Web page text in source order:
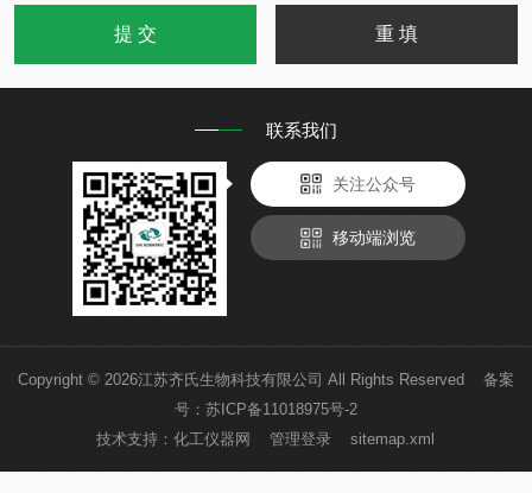
联系我们
关注公众号
移动端浏览
Copyright © 2026江苏齐氏生物科技有限公司 All Rights Reserved 备案
号： 苏ICP备11018975号-2
技术支持：化工仪器网 管理登录 sitemap.xml